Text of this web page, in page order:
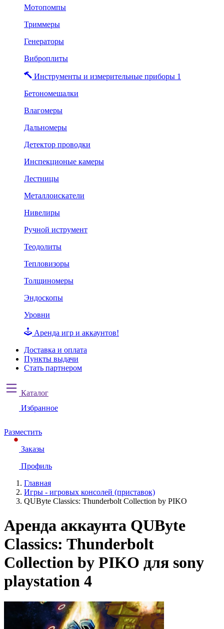
Мотопомпы
Триммеры
Генераторы
Виброплиты
Инструменты и измерительные приборы 1
Бетономешалки
Влагомеры
Дальномеры
Детектор проводки
Инспекционые камеры
Лестницы
Металлоискатели
Нивелиры
Ручной иструмент
Теодолиты
Тепловизоры
Толщиномеры
Эндоскопы
Уровни
Аренда игр и аккаунтов!
Доставка и оплата
Пункты выдачи
Стать партнером
Каталог
Избранное
Разместить
Заказы
Профиль
Главная
Игры - игровых консолей (приставок)
QUByte Classics: Thunderbolt Collection by PIKO
Аренда аккаунта QUByte
Classics: Thunderbolt
Collection by PIKO для sony
playstation 4